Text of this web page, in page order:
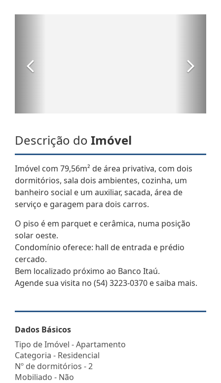
Descrição do Imóvel
Imóvel com 79,56m² de área privativa, com dois
dormitórios, sala dois ambientes, cozinha, um
banheiro social e um auxiliar, sacada, área de
serviço e garagem para dois carros.
O piso é em parquet e cerâmica, numa posição
solar oeste.
Condomínio oferece: hall de entrada e prédio
cercado.
Bem localizado próximo ao Banco Itaú.
Agende sua visita no (54) 3223-0370 e saiba mais.
Dados Básicos
Tipo de Imóvel - Apartamento
Categoria - Residencial
Nº de dormitórios - 2
Mobiliado - Não